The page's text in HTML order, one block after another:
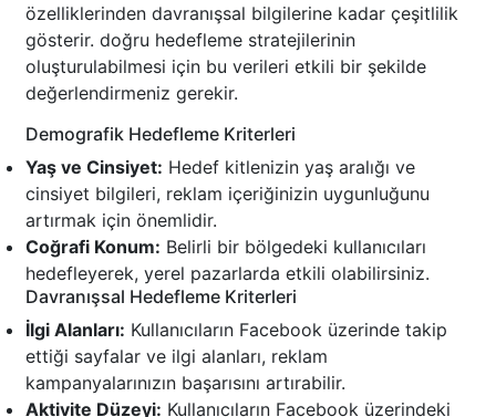
özelliklerinden davranışsal bilgilerine kadar çeşitlilik
gösterir. doğru hedefleme stratejilerinin
oluşturulabilmesi için bu verileri etkili bir şekilde
değerlendirmeniz gerekir.
Demografik Hedefleme Kriterleri
Yaş ve Cinsiyet: Hedef kitlenizin yaş aralığı ve
cinsiyet bilgileri, reklam içeriğinizin uygunluğunu
artırmak için önemlidir.
Coğrafi Konum: Belirli bir bölgedeki kullanıcıları
hedefleyerek, yerel pazarlarda etkili olabilirsiniz.
Davranışsal Hedefleme Kriterleri
İlgi Alanları: Kullanıcıların Facebook üzerinde takip
ettiği sayfalar ve ilgi alanları, reklam
kampanyalarınızın başarısını artırabilir.
Aktivite Düzeyi: Kullanıcıların Facebook üzerindeki